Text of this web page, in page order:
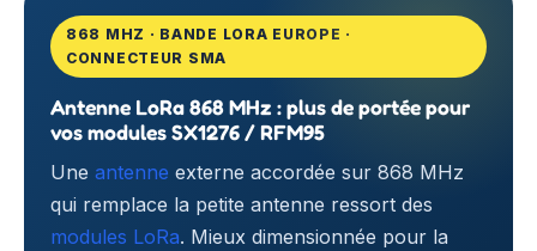
868 MHZ · BANDE LORA EUROPE ·
CONNECTEUR SMA
Antenne LoRa 868 MHz : plus de portée pour
vos modules SX1276 / RFM95
Une antenne externe accordée sur 868 MHz
qui remplace la petite antenne ressort des
modules LoRa. Mieux dimensionnée pour la